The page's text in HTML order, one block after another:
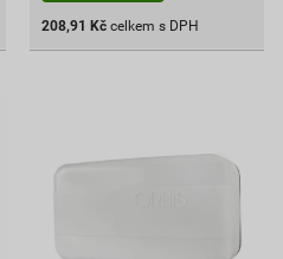
208,91 Kč celkem s DPH